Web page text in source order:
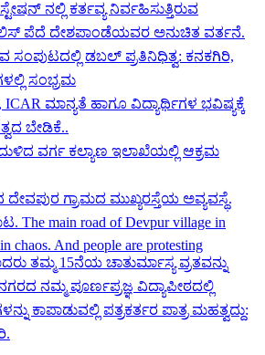
ನಲ್ಲಿ ಕರ್ತವ್ಯ ನಿರ್ವಹಿಸುತ್ತಿರುವ
ಪೆದೆ ದೇಶಪಾಂಡೆಯವರ ಅನುಚಿತ ವರ್ತನೆ.
ಸಂಪುಟದಲ್ಲಿ ಡಬಲ್ ಪ್ರತಿನಿಧಿತ್ವ: ಕನಕಗಿರಿ,
ಸಂಭ್ರಮ
ಮಾನ್ಯತೆ ಹಾಗೂ ವಿದ್ಯಾರ್ಥಿಗಳ ಭವಿಷ್ಯಕ್ಕೆ
ಬೇಡಿಕೆ..
ವರ್ಗ ಕಲ್ಯಾಣ ಇಲಾಖೆಯಲ್ಲಿ ಆಕ್ರಮ
ದೇವಪುರ ಗ್ರಾಮದ ಮುಖ್ಯರಸ್ತೆಯ ಅವ್ಯವಸ್ಥೆ.
The main road of Devpur village in
chaos. And people are protesting
ತಮ್ಮ 15ನೆಯ ಚಾತುರ್ಮಾಸ್ಯ ವ್ರತವನ್ನು
ನಮ್ಮ ಪೂರ್ಣಪ್ರಜ್ಞ ವಿದ್ಯಾಪೀಠದಲ್ಲಿ
ಕಾಪಾಡುವಲ್ಲಿ ಪತ್ರಕರ್ತರ ಪಾತ್ರ ಮಹತ್ವದ್ದು: